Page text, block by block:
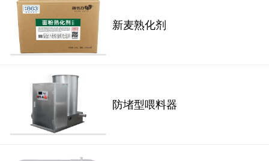
新麦熟化剂
防堵型喂料器